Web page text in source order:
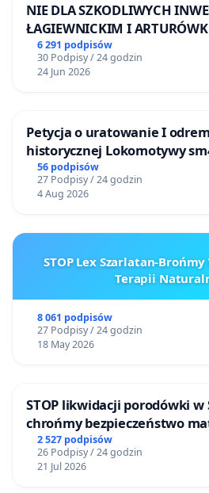
NIE DLA SZKODLIWYCH
ŁAGIEWNICKIM I
6 291 podpisów
30 Podpisy / 24 godzin
24 Jun 2026
Petycja o uratowanie I
historycznej Lokomotywy
56 podpisów
27 Podpisy / 24 godzin
4 Aug 2026
STOP Lex Szarlatan-
Terapii
8 061 podpisów
27 Podpisy / 24 godzin
18 May 2026
STOP likwidacji porodówki w
chrońmy bezpieczeństwo
2 527 podpisów
26 Podpisy / 24 godzin
21 Jul 2026